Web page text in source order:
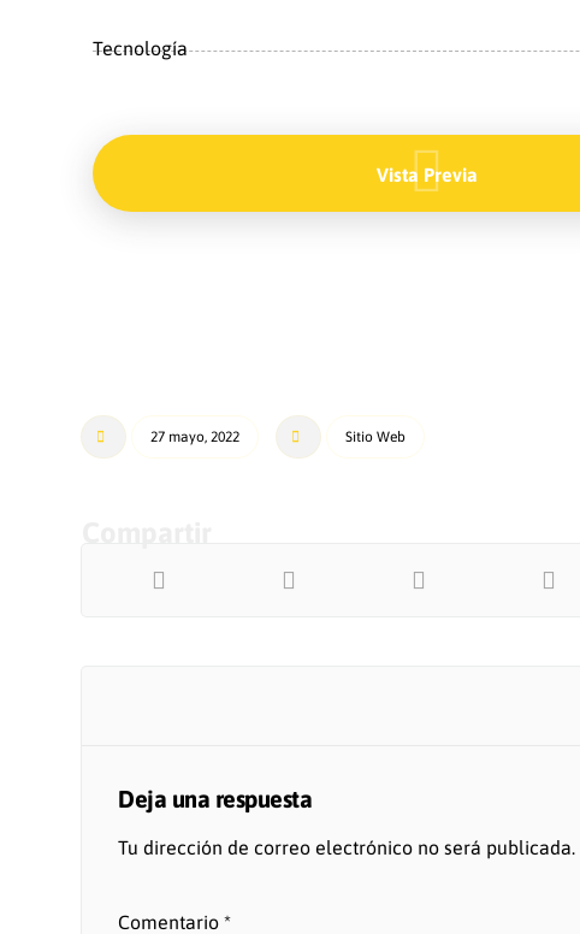
Tecnología
Vista Previa
27 mayo, 2022 Sitio Web
Deja una respuesta
Tu dirección de correo electrónico no será publicada.
Comentario*